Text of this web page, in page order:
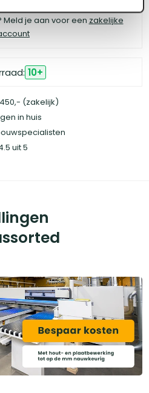
Meld je aan voor een zakelijke
10+
(zakelijk)
in huis
uit 5